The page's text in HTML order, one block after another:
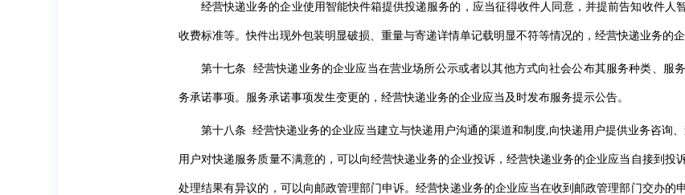
经营快递业务的企业使用智能快件箱提供投递服务的，应当征得收件人同意，并提前告知收件人
收费标准等。快件出现外包装明显破损、重量与寄递详情单记载明显不符等情况的，经营快递业务的
第十七条 经营快递业务的企业应当在营业场所公示或者以其他方式向社会公布其服务种类、服
务承诺事项。服务承诺事项发生变更的，经营快递业务的企业应当及时发布服务提示公告。
第十八条 经营快递业务的企业应当建立与快递用户沟通的渠道和制度,向快递用户提供业务咨询
用户对快递服务质量不满意的，可以向经营快递业务的企业投诉，经营快递业务的企业应当自接到投
处理结果有异议的，可以向邮政管理部门申诉。经营快递业务的企业应当在收到邮政管理部门交办的